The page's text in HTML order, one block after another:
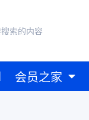
会员之家